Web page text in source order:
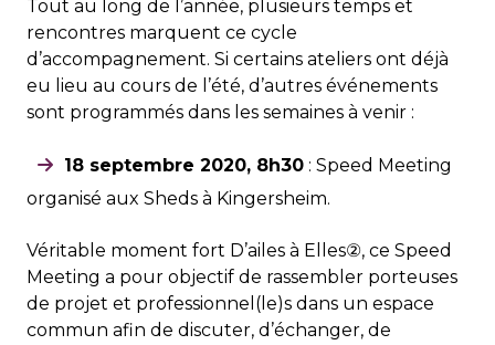
Tout au long de l’année, plusieurs temps et
rencontres marquent ce cycle
d’accompagnement. Si certains ateliers ont déjà
eu lieu au cours de l’été, d’autres événements
sont programmés dans les semaines à venir :
18 septembre 2020, 8h30 : Speed Meeting
organisé aux Sheds à Kingersheim.
Véritable moment fort D’ailes à Elles②, ce Speed
Meeting a pour objectif de rassembler porteuses
de projet et professionnel(le)s dans un espace
commun afin de discuter, d’échanger, de